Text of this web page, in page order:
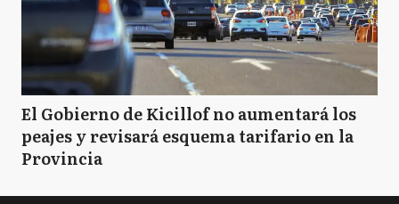
El Gobierno de Kicillof no aumentará los
peajes y revisará esquema tarifario en la
Provincia